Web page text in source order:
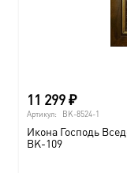
11 299₽
Артикул: BK-8524-1
Икона Господь
BK-109